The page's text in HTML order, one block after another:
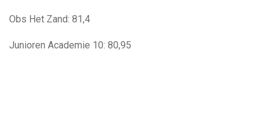
Obs Het Zand: 81,4
Junioren Academie 10: 80,95